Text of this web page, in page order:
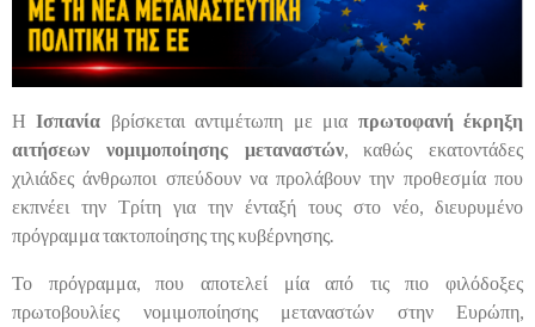
ΗΙσπανία βρίσκεται αντιμέτωπη με μια πρωτοφανή έκρηξη
αιτήσεων νομιμοποίησης μεταναστών, καθώς εκατοντάδες
χιλιάδες άνθρωποι σπεύδουν να προλάβουν την προθεσμία που
εκπνέει την Τρίτη για την ένταξή τους στο νέο, διευρυμένο
πρόγραμμα τακτοποίησης της κυβέρνησης.
Το πρόγραμμα, που αποτελεί μία από τις πιο φιλόδοξες
πρωτοβουλίες νομιμοποίησης μεταναστών στην Ευρώπη,